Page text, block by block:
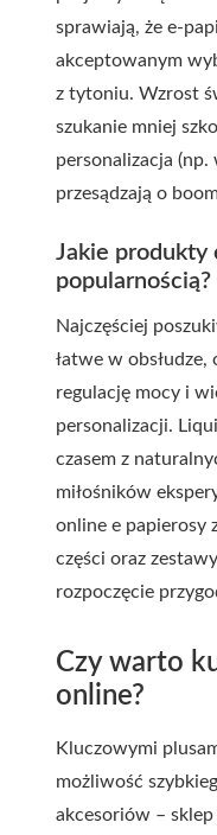
sprawiają, że e-
akceptowanym
z tytoniu. Wzrost
szukanie mniej
personalizacja (np.
przesądzają o
Jakie produkty
popularnością?
Najczęściej
łatwe w
regulację mocy i
personalizacji.
czasem z
miłośników
online e papierosy
części oraz
rozpoczęcie
Czy warto
online?
Kluczowymi
możliwość
akcesoriów –